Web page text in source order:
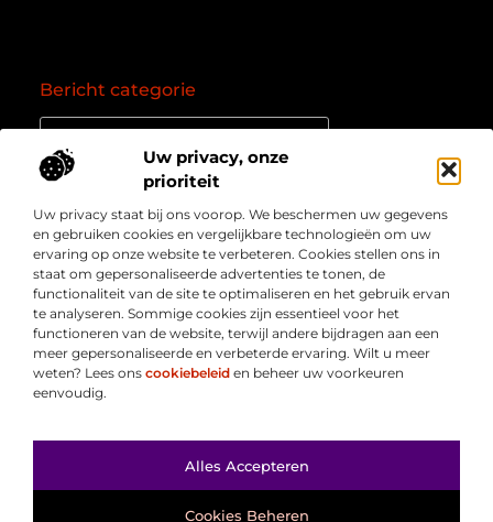
Uw privacy, onze
prioriteit
Uw privacy staat bij ons voorop. We beschermen uw gegevens
en gebruiken cookies en vergelijkbare technologieën om uw
ervaring op onze website te verbeteren. Cookies stellen ons in
staat om gepersonaliseerde advertenties te tonen, de
functionaliteit van de site te optimaliseren en het gebruik ervan
te analyseren. Sommige cookies zijn essentieel voor het
functioneren van de website, terwijl andere bijdragen aan een
meer gepersonaliseerde en verbeterde ervaring. Wilt u meer
weten? Lees ons cookiebeleid en beheer uw voorkeuren
eenvoudig.
Alles Accepteren
Cookies Beheren
Over
Bedrijf
” Jouw bron voor kennis, inzichten en inspiratie “
Laat je meenemen in diepgaande content, slimme tips
en waardevolle inzichten die je blik verruimen. Welkom
bij Webmasterpoint.nl – dé plek voor informatie die
inspireert en bijdraagt aan jouw online succes.
Onze informatie
Bericht categorie